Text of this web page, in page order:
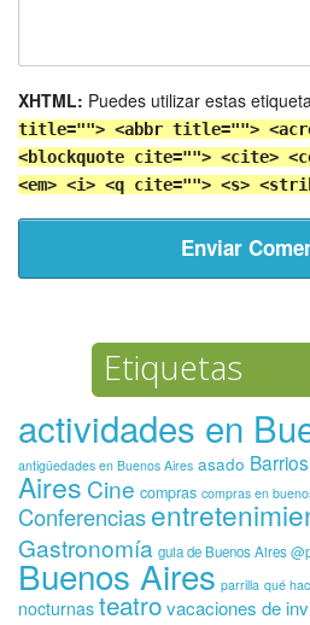
XHTML: Puedes utilizar estas
title=""> <abbr title="">
<blockquote cite=""> <cite>
<em> <i> <q cite=""> <s>
Etiquetas
actividades en
antigüedades en Buenos Aires asado
Aires Cine compras compras en
Conferencias
Gastronomía guia de Buenos Aires
Buenos Aires parrilla qué
nocturnas teatrovacaciones de